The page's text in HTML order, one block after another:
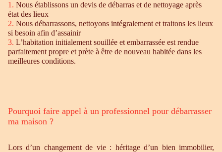
1. Nous établissons un devis de débarras et de nettoyage après
état des lieux
2. Nous débarrassons, nettoyons intégralement et traitons les lieux
si besoin afin d’assainir
3. L’habitation initialement souillée et embarrassée est rendue
parfaitement propre et prète à être de nouveau habitée dans les
meilleures conditions.
Pourquoi faire appel à un professionnel pour débarrasser
ma maison ?
Lors d’un changement de vie : héritage d’un bien immobilier,